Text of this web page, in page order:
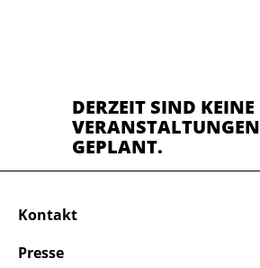
DERZEIT SIND KEINE
VERANSTALTUNGEN
GEPLANT.
Kontakt
Presse